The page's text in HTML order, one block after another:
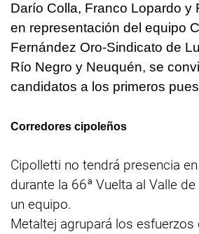
Darío Colla, Franco Lopardo y
en representación del equipo
Fernández Oro-Sindicato de
Río Negro y Neuquén, se
candidatos a los primeros
Corredores cipoleños
Cipolletti no tendrá presencia
durante la 66ª Vuelta al Valle
un equipo.
Metaltej agrupará los esfuerzos